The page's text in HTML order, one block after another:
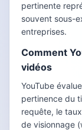
pertinente
souvent sous-
entreprises.
Comment
vidéos
YouTube
pertinence du
requête, le
de visionnage